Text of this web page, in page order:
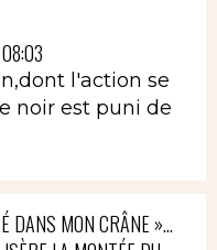
l'action se
noir est puni de
DANS MON CRÂNE »…